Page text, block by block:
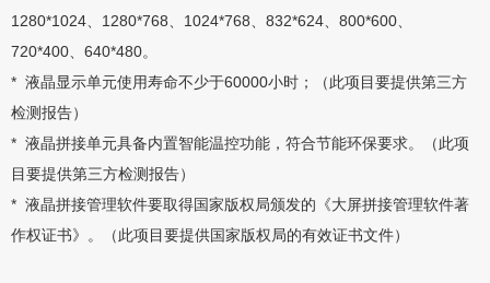
1280*1024、1280*768、1024*768、832*624、800*600、
720*400、640*480。
* 液晶显示单元使用寿命不少于60000小时；（此项目要提供第三方
检测报告）
* 液晶拼接单元具备内置智能温控功能，符合节能环保要求。（此项
目要提供第三方检测报告）
* 液晶拼接管理软件要取得国家版权局颁发的《大屏拼接管理软件著
作权证书》。（此项目要提供国家版权局的有效证书文件）